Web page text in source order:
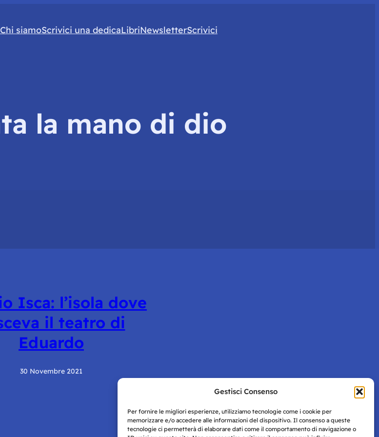
Gestisci Consenso
Per fornire le migliori esperienze, utilizziamo tecnologie come i cookie per
memorizzare e/o accedere alle informazioni del dispositivo. Il consenso a queste
tecnologie ci permetterà di elaborare dati come il comportamento di navigazione o
Chi siamoScrivici una dedicaLibriNewsletterScrivici
la mano di dio
Isca: l’isola dove
il teatro di
Eduardo
30 Novembre 2021